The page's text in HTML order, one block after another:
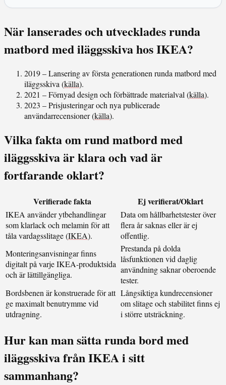
När lanserades och utvecklades runda
matbord med iläggsskiva hos IKEA?
2019– Lansering av första generationen runda matbord med
iläggsskiva (källa).
2021 – Förnyad design och förbättrade materialval (källa).
2023 – Prisjusteringar och nya publicerade
användarrecensioner (källa).
Vilka fakta om rund matbord med
iläggsskiva är klara och vad är
fortfarande oklart?
Verifierade fakta Ej verifierat/Oklart
IKEA använder ytbehandlingar
som klarlack och melamin för att
tåla vardagsslitage (IKEA).
Data om hållbarhetstester över
flera år saknas eller är ej
offentlig.
Monteringsanvisningar finns
digitalt på varje IKEA-produktsida
och är lättillgängliga.
Prestanda på dolda
låsfunktionen vid daglig
användning saknar oberoende
tester.
Bordsbenen är konstruerade för att
ge maximalt benutrymme vid
utdragning.
Långsiktiga kundrecensioner
om slitage och stabilitet finns ej
i större utsträckning.
Hur kan man sätta runda bord med
iläggsskiva från IKEA i sitt
sammanhang?